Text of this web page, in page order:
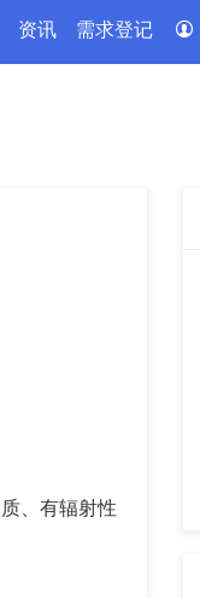
资讯 需求登记
、有辐射性